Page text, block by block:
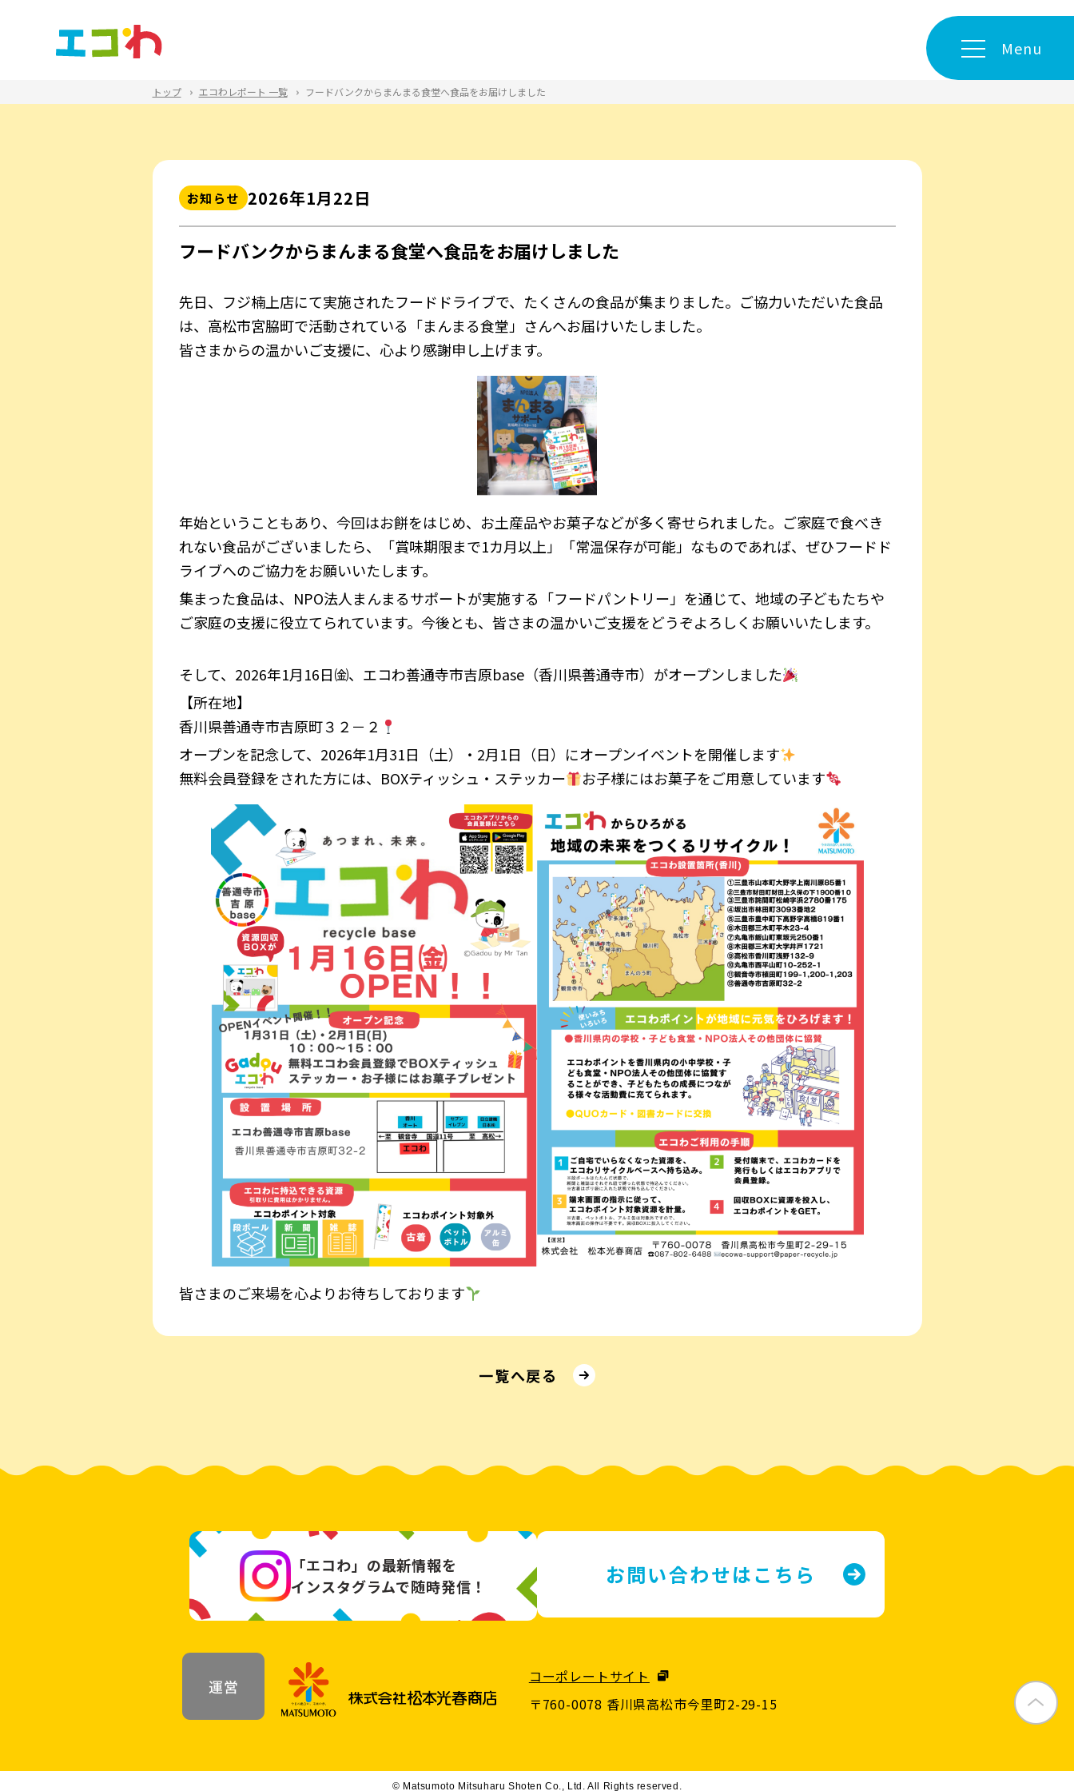
Menu
トップ エコわレポート 一覧 フードバンクからまんまる食堂へ食品をお届けしました
お知らせ 2026年1⽉22⽇
フードバンクからまんまる食堂へ食品をお届けしました
先日、フジ楠上店にて実施されたフードドライブで、たくさんの食品が集まりました。ご協力いただいた食品
は、高松市宮脇町で活動されている「まんまる食堂」さんへお届けいたしました。
皆さまからの温かいご支援に、心より感謝申し上げます。
年始ということもあり、今回はお餅をはじめ、お土産品やお菓子などが多く寄せられました。ご家庭で食べき
れない食品がございましたら、「賞味期限まで1カ月以上」「常温保存が可能」なものであれば、ぜひフードド
ライブへのご協力をお願いいたします。
集まった食品は、NPO法人まんまるサポートが実施する「フードパントリー」を通じて、地域の子どもたちや
ご家庭の支援に役立てられています。今後とも、皆さまの温かいご支援をどうぞよろしくお願いいたします。
そして、2026年1月16日㈮、エコわ善通寺市吉原base（香川県善通寺市）がオープンしました
【所在地】
香川県善通寺市吉原町３２－２
オープンを記念して、2026年1月31日（土）・2月1日（日）にオープンイベントを開催します
無料会員登録をされた方には、BOXティッシュ・ステッカー
お子様にはお菓子をご用意しています
皆さまのご来場を心よりお待ちしております
⼀覧へ戻る
「エコわ」の最新情報を
インスタグラムで随時発信！
お問い合わせはこちら
コーポレートサイト
〒760-0078 香川県高松市今里町2-29-15
© Matsumoto Mitsuharu Shoten Co., Ltd. All Rights reserved.